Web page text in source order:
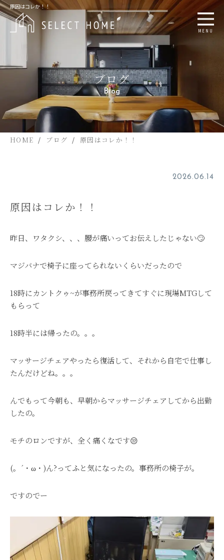
原因はコレか！！
MENU
ブログ
Blog
HOME ブログ 原因はコレか！！
2026.06.14
原因はコレか！！
昨日、ワタクシ、、、腰が痛いってお伝えしたじゃない🙄
マジバナで椅子に座ってられないくらいだったので
18時にカントクゥ~が事務所戻ってきてすぐに現場MTGして
もらって
18時半には帰ったの。。。
マッサージチェアやったら復活して、それから自宅で仕事し
たんだけどね。。。
んでもって今朝も、早朝からマッサージチェアしてから出勤
したの。
モチのロンですが、全く痛くなです😒
(。´・ω・)ん?ってふと気になったの。事務所の椅子が。
ですのでー